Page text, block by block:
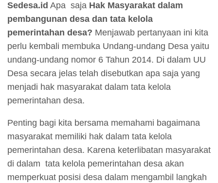
Sedesa.id Apa saja Hak Masyarakat dalam
pembangunan desa dan tata kelola
pemerintahan desa? Menjawab pertanyaan ini kita
perlu kembali membuka Undang-undang Desa yaitu
undang-undang nomor 6 Tahun 2014. Di dalam UU
Desa secara jelas telah disebutkan apa saja yang
menjadi hak masyarakat dalam tata kelola
pemerintahan desa.
Penting bagi kita bersama memahami bagaimana
masyarakat memiliki hak dalam tata kelola
pemerintahan desa. Karena keterlibatan masyarakat
di dalam tata kelola pemerintahan desa akan
memperkuat posisi desa dalam mengambil langkah